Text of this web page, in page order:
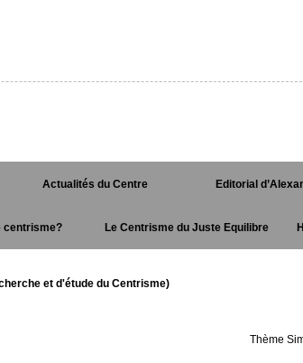
Actualités du Centre Editorial
centrisme? Le Centrisme du Juste Equilibre
et d'étude du Centrisme)
Thème